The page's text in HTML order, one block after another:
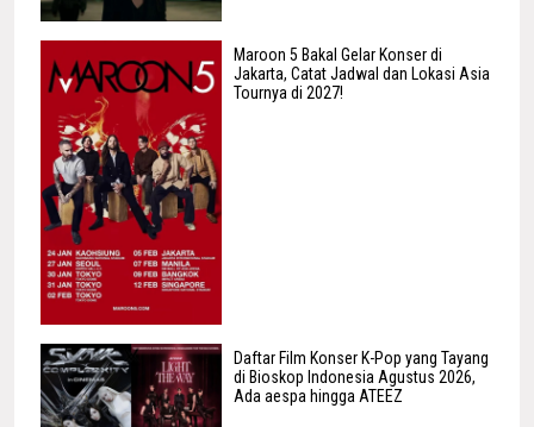
Maroon 5 Bakal Gelar Konser di
Jakarta, Catat Jadwal dan Lokasi Asia
Tournya di 2027!
Daftar Film Konser K-Pop yang Tayang
di Bioskop Indonesia Agustus 2026,
Ada aespa hingga ATEEZ